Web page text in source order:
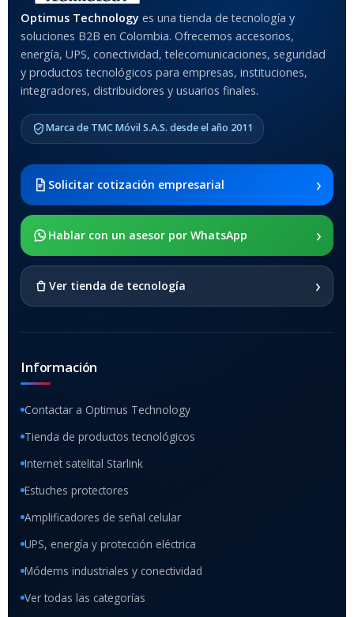
Anti-Shock
MODELO DE TABLETS
COMPATIBLES
2021 SM-x200 / Samsung
Galaxy Tab A8 10.5 2021 SM-
x205
SOPORTE DE APOYO
Optimus Technology es una tienda de tecnología y
soluciones B2B en Colombia. Ofrecemos accesorios,
energía, UPS, conectividad, telecomunicaciones, seguridad
y productos tecnológicos para empresas, instituciones,
integradores, distribuidores y usuarios finales.
Marca de TMC Móvil S.A.S. desde el año 2011
Solicitar cotización empresarial ›
Hablar con un asesor por WhatsApp ›
Ver tienda de tecnología ›
Información
Contactar a Optimus Technology
Tienda de productos tecnológicos
Internet satelital Starlink
Estuches protectores
Amplificadores de señal celular
UPS, energía y protección eléctrica
Módems industriales y conectividad
Ver todas las categorías